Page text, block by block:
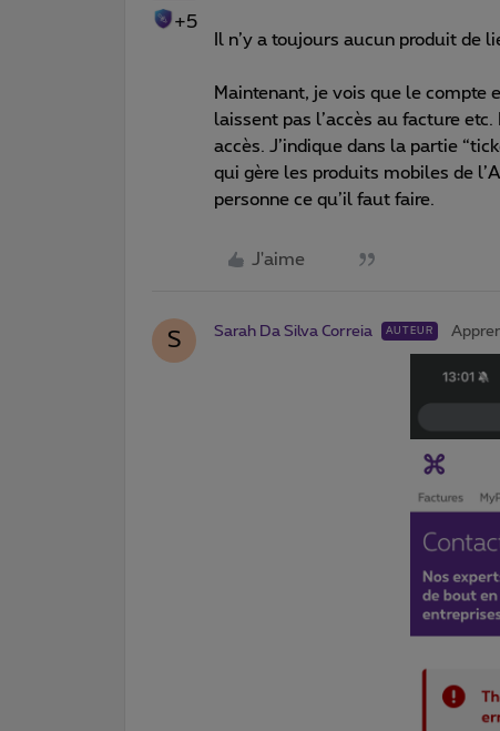
+5
Il n’y a toujours aucun produit de
Maintenant, je vois que le compte
laissent pas l’accès au facture
accès. J’indique dans la partie
qui gère les produits mobiles de
personne ce qu’il faut faire.
J'aime
S Sarah Da Silva Correia AUTEUR